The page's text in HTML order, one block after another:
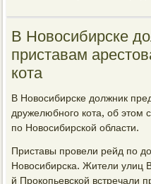
В Новосибирске
приставам
кота
В Новосибирске должник
дружелюбного кота, об
по Новосибирской области.
Приставы провели рейд по
Новосибирска. Жители улиц
й Прокопьевской встречали